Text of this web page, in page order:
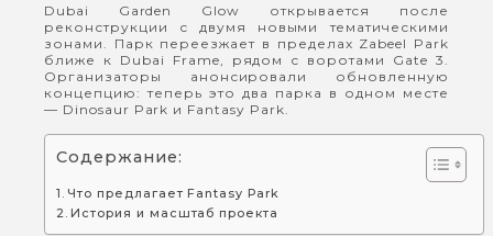
Dubai Garden Glow открывается после
реконструкции с двумя новыми тематическими
зонами. Парк переезжает в пределах Zabeel Park
ближе к Dubai Frame, рядом с воротами Gate 3.
Организаторы анонсировали обновленную
концепцию: теперь это два парка в одном месте
— Dinosaur Park и Fantasy Park.
Содержание:
Что предлагает Fantasy Park
История и масштаб проекта